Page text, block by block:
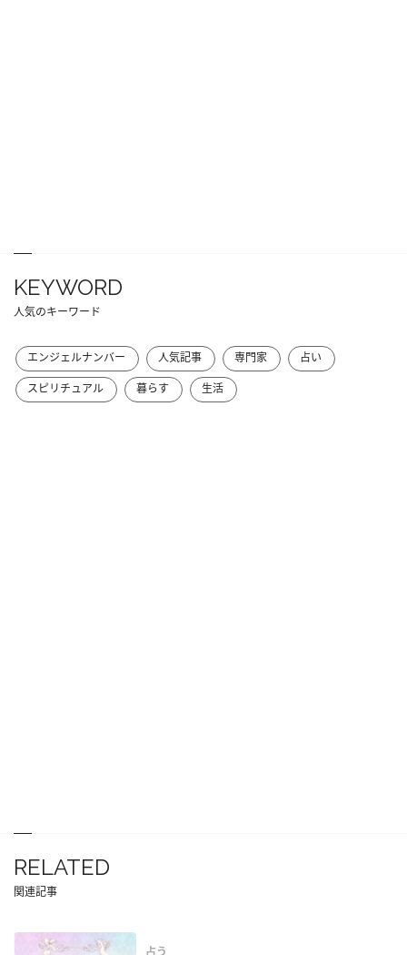
KEYWORD
人気のキーワード
エンジェルナンバー 人気記事 専門家
占い
スピリチュアル
暮らす 生活
RELATED
関連記事
占う